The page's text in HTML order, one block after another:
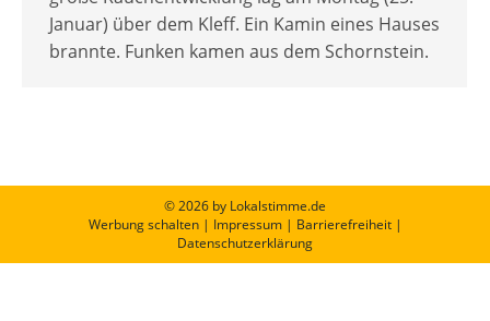
Januar) über dem Kleff. Ein Kamin eines Hauses
brannte. Funken kamen aus dem Schornstein.
© 2026 by Lokalstimme.de
Werbung schalten| Impressum| Barrierefreiheit|
Datenschutzerklärung